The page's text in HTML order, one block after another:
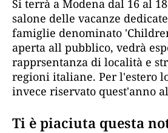
Si terrà a Modena dal 16 al
salone delle vacanze
famiglie denominato
aperta all pubblico, vedrà
rapprsentanza di località e
regioni italiane. Per l'estero
invece riservato quest'anno
Ti è piaciuta questa